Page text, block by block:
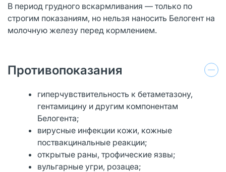
В период грудного вскармливания — только по
строгим показаниям, но нельзя наносить Белогент на
молочную железу перед кормлением.
Противопоказания
гиперчувствительность к бетаметазону,
гентамицину и другим компонентам
Белогента;
вирусные инфекции кожи, кожные
поствакцинальные реакции;
открытые раны, трофические язвы;
вульгарные угри, розацеа;